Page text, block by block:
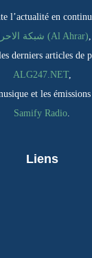
l’actualité en
شبكة الاحرار (Al Ahrar),
derniers articles de
ALG247.NET,
et les
Samify Radio.
Liens